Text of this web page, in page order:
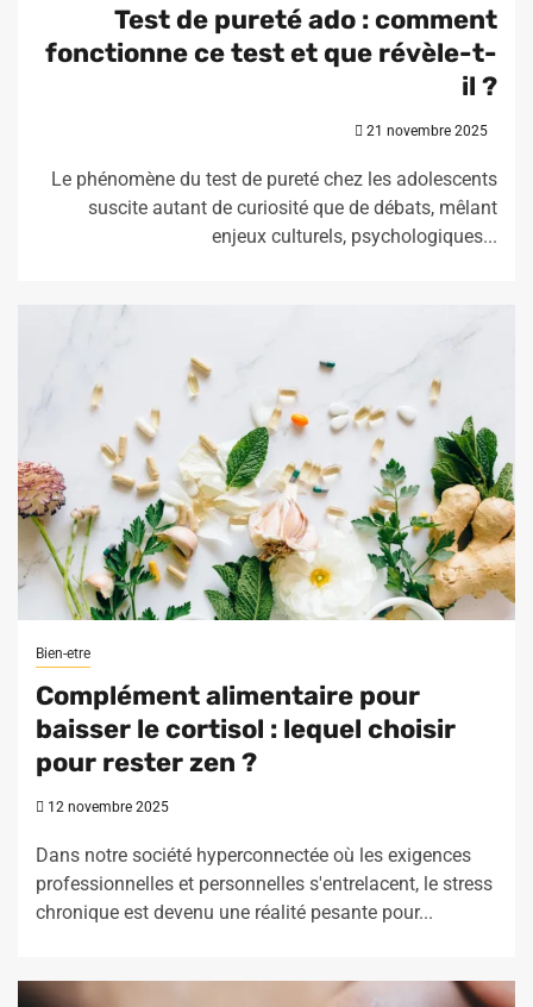
Test de pureté ado : comment
fonctionne ce test et que révèle-t-
il ?
21 novembre 2025
Le phénomène du test de pureté chez les adolescents
suscite autant de curiosité que de débats, mêlant
enjeux culturels, psychologiques...
Bien-etre
Complément alimentaire pour
baisser le cortisol : lequel choisir
pour rester zen ?
12 novembre 2025
Dans notre société hyperconnectée où les exigences
professionnelles et personnelles s'entrelacent, le stress
chronique est devenu une réalité pesante pour...